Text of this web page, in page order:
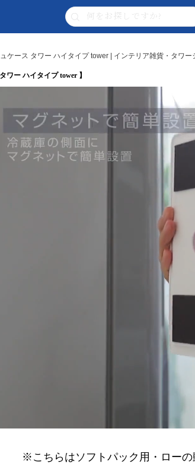
ケース タワー ハイタイプ tower | インテリア雑貨・タワー
ワー ハイタイプ tower 】
※こちらはソフトパック用・ローの